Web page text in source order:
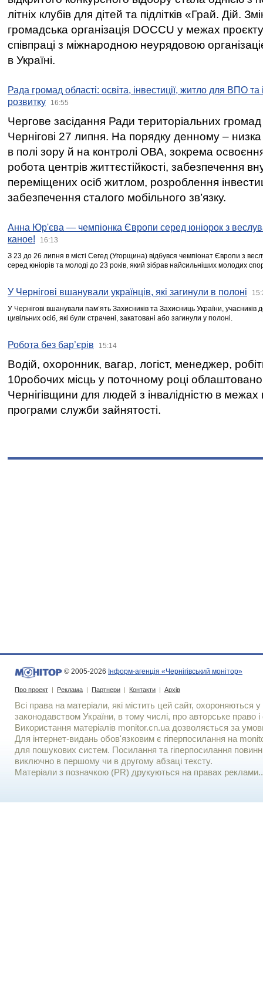
літніх клубів для дітей та підлітків «Грай. Дій.
громадська організація DOCCU у межах
співпраці з міжнародною неурядовою
в Україні.
Рада громад області: освіта, інвестиції, житло для ВПО
розвитку
16:55
Чергове засідання Ради територіальних громад
Чернігові 27 липня. На порядку денному –
в полі зору й на контролі ОВА, зокрема освоєння
робота центрів життєстійкості, забезпечення
переміщених осіб житлом, розроблення
забезпечення сталого мобільного зв’язку.
Анна Юр'єва — чемпіонка Європи серед юніорок з
каное!
16:13
З 23 до 26 липня в місті Сегед (Угорщина) відбувся чемпіонат Європи з
серед юніорів та молоді до 23 років, який зібрав найсильніших молодих
У Чернігові вшанували українців, які загинули в полоні
У Чернігові вшанували пам’ять Захисників та Захисниць України,
цивільних осіб, які були страчені, закатовані або загинули у полоні.
Робота без бар’єрів 15:14
Водій, охоронник, вагар, логіст, менеджер,
10робочих місць у поточному році
Чернігівщини для людей з інвалідністю в межах
програми служби зайнятості.
© 2005-2026 Інформ-агенція «Чернігівський монітор»
Про проект | Реклама | Партнери | Контакти | Архів
Всі права на матеріали, які містить цей сайт, охороняються у
законодавством України, в тому числі, про авторське право і
Використання матерiалiв monitor.cn.ua дозволяється за
Для iнтернет-видань обов'язковим є гiперпосилання на
для пошукових систем. Посилання та гіперпосилання
виключно в першому чи в другому абзаці тексту.
Матеріали з позначкою (PR) друкуються на правах реклами..